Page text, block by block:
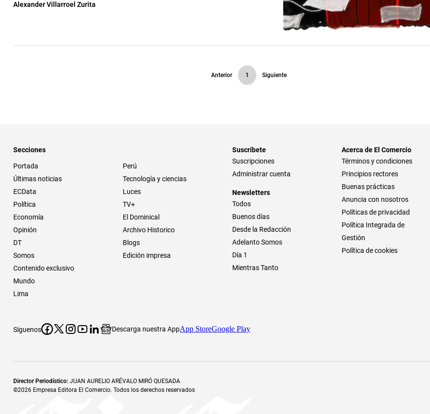
Alexander Villarroel Zurita
Anterior 1 Siguiente
Secciones
Portada
Últimas noticias
ECData
Política
Economía
Opinión
DT
Somos
Contenido exclusivo
Mundo
Lima
Perú
Tecnología y ciencias
Luces
TV+
El Dominical
Archivo Historico
Blogs
Edición impresa
Suscríbete
Suscripciones
Administrar cuenta
Newsletters
Todos
Buenos días
Desde la Redacción
Adelanto Somos
Día 1
Mientras Tanto
Acerca de El Comercio
Términos y condiciones
Principios rectores
Buenas prácticas
Anuncia con nosotros
Políticas de privacidad
Política Integrada de
Gestión
Política de cookies
Síguenos Descarga nuestra AppApp StoreGoogle Play
Director Periodístico: JUAN AURELIO ARÉVALO MIRÓ QUESADA
©2026 Empresa Editora El Comercio. Todos los derechos reservados